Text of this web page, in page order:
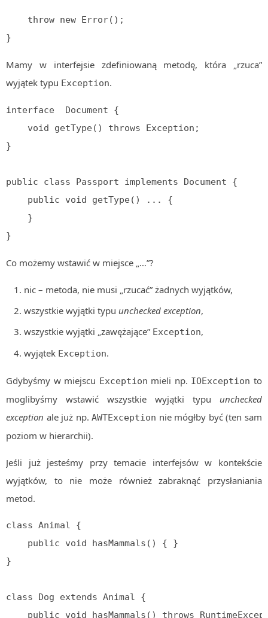
}
Mamy w interfejsie zdefiniowaną metodę, która „rzuca”
wyjątek typu Exception.
interface  Document {
}
public class Passport implements Document {
}
Co możemy wstawić w miejsce „…”?
nic – metoda, nie musi „rzucać” żadnych wyjątków,
wszystkie wyjątki typu unchecked exception,
wszystkie wyjątki „zawężające” Exception,
wyjątek Exception.
Gdybyśmy w miejscu Exception mieli np. IOException to
moglibyśmy wstawić wszystkie wyjątki typu unchecked
exception ale już np.AWTException nie mógłby być (ten sam
poziom w hierarchii).
Jeśli już jesteśmy przy temacie interfejsów w kontekście
wyjątków, to nie może również zabraknąć przysłaniania
metod.
class Animal {
}
class Dog extends Animal {